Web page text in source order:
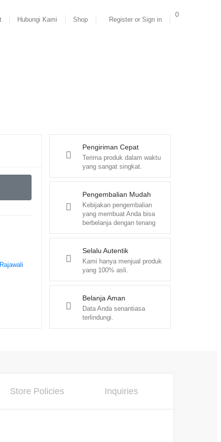
Hubungi Kami Shop Register or Sign in
0
Pengiriman Cepat
Terima produk dalam waktu
yang sangat singkat.
Pengembalian Mudah
Kebijakan pengembalian
yang membuat Anda bisa
berbelanja dengan tenang
Selalu Autentik
Kami hanya menjual produk
yang 100% asli.
Belanja Aman
Data Anda senantiasa
terlindungi.
Rajawali
Store Policies Inquiries